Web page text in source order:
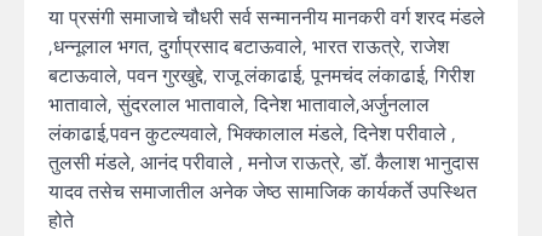
या प्रसंगी समाजाचे चौधरी सर्व सन्माननीय मानकरी वर्ग शरद मंडले
,धन्नूलाल भगत, दुर्गाप्रसाद बटाऊवाले, भारत राऊत्रे, राजेश
बटाऊवाले, पवन गुरखुद्दे, राजू लंकाढाई, पूनमचंद लंकाढाई, गिरीश
भातावाले, सुंदरलाल भातावाले, दिनेश भातावाले,अर्जुनलाल
लंकाढाई,पवन कुटल्यवाले, भिक्कालाल मंडले, दिनेश परीवाले ,
तुलसी मंडले, आनंद परीवाले , मनोज राऊत्रे, डॉ. कैलाश भानुदास
यादव तसेच समाजातील अनेक जेष्ठ सामाजिक कार्यकर्ते उपस्थित
होते